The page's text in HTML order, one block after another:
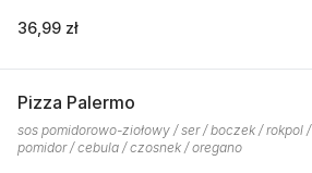
36,99 zł
Pizza Palermo
sos pomidorowo-ziołowy / ser / boczek / rokpol /
pomidor / cebula / czosnek / oregano